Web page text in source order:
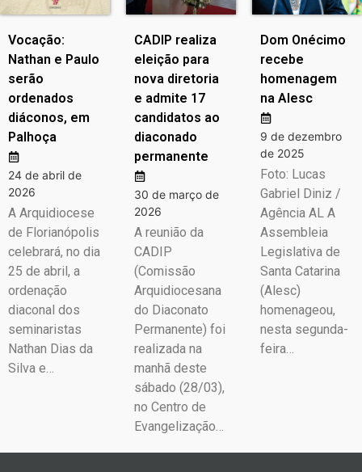
Vocação:
Nathan e Paulo
serão
ordenados
diáconos, em
Palhoça
24 de abril de
2026
A Arquidiocese
de Florianópolis
celebrará, no dia
25 de abril, a
ordenação
diaconal dos
seminaristas
Nathan Dias da
Silva e…
CADIP realiza
eleição para
nova diretoria
e admite 17
candidatos ao
diaconado
permanente
30 de março de
2026
A reunião da
CADIP
(Comissão
Arquidiocesana
do Diaconato
Permanente) foi
realizada na
manhã deste
sábado (28/03),
no Centro de
Evangelização…
Dom Onécimo
recebe
homenagem
na Alesc
9 de dezembro
de 2025
Foto: Lucas
Gabriel Diniz /
Agência AL A
Assembleia
Legislativa de
Santa Catarina
(Alesc)
homenageou,
nesta segunda-
feira…